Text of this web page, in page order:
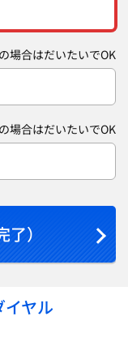
場合はだいたいでOK
場合はだいたいでOK
）
ヤル